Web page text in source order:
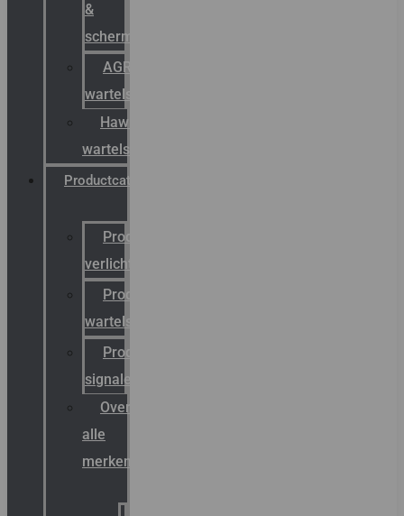
&
schermstromen
AGRO
wartels
Hawke
wartels
Productcatalogus
Productcatalogus
verlichting
Productcatalogus
wartels
Productcatalogus
signalering
Overzicht
alle
merken